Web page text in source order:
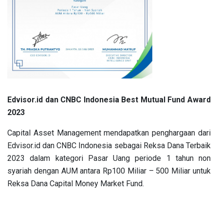
Edvisor.id dan CNBC Indonesia Best Mutual Fund Award
2023
Capital Asset Management mendapatkan penghargaan dari
Edvisor.id dan CNBC Indonesia sebagai Reksa Dana Terbaik
2023 dalam kategori Pasar Uang periode 1 tahun non
syariah dengan AUM antara Rp100 Miliar – 500 Miliar untuk
Reksa Dana Capital Money Market Fund.